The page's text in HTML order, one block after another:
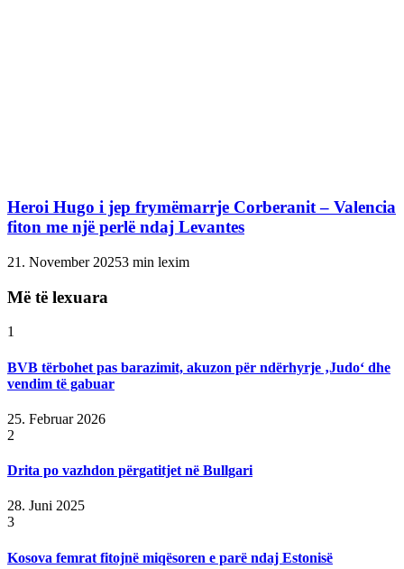
Heroi Hugo i jep frymëmarrje Corberanit – Valencia
fiton me një perlë ndaj Levantes
21. November 20253 min lexim
Më të lexuara
1
BVB tërbohet pas barazimit, akuzon për ndërhyrje ‚Judo‘ dhe
vendim të gabuar
25. Februar 2026
2
Drita po vazhdon përgatitjet në Bullgari
28. Juni 2025
3
Kosova femrat fitojnë miqësoren e parë ndaj Estonisë